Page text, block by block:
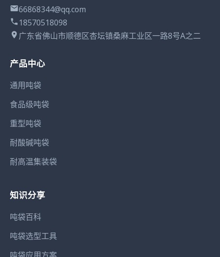
66868344@qq.com
18570518098
广东省佛山市顺德区杏坛镇桑麻工业区一路8号A之二
产品中心
通用吨袋
食品级吨袋
重型吨袋
耐酸碱吨袋
耐高温集装袋
知识分享
吨袋百科
吨袋选型工具